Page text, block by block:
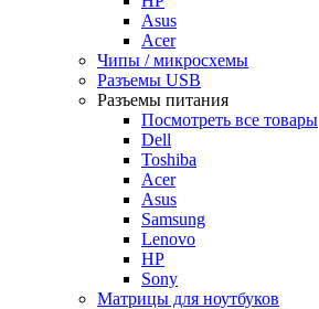
Asus
Acer
Чипы / микросхемы
Разъемы USB
Разъемы питания
Посмотреть все товары
Dell
Toshiba
Acer
Asus
Samsung
Lenovo
HP
Sony
Матрицы для ноутбуков